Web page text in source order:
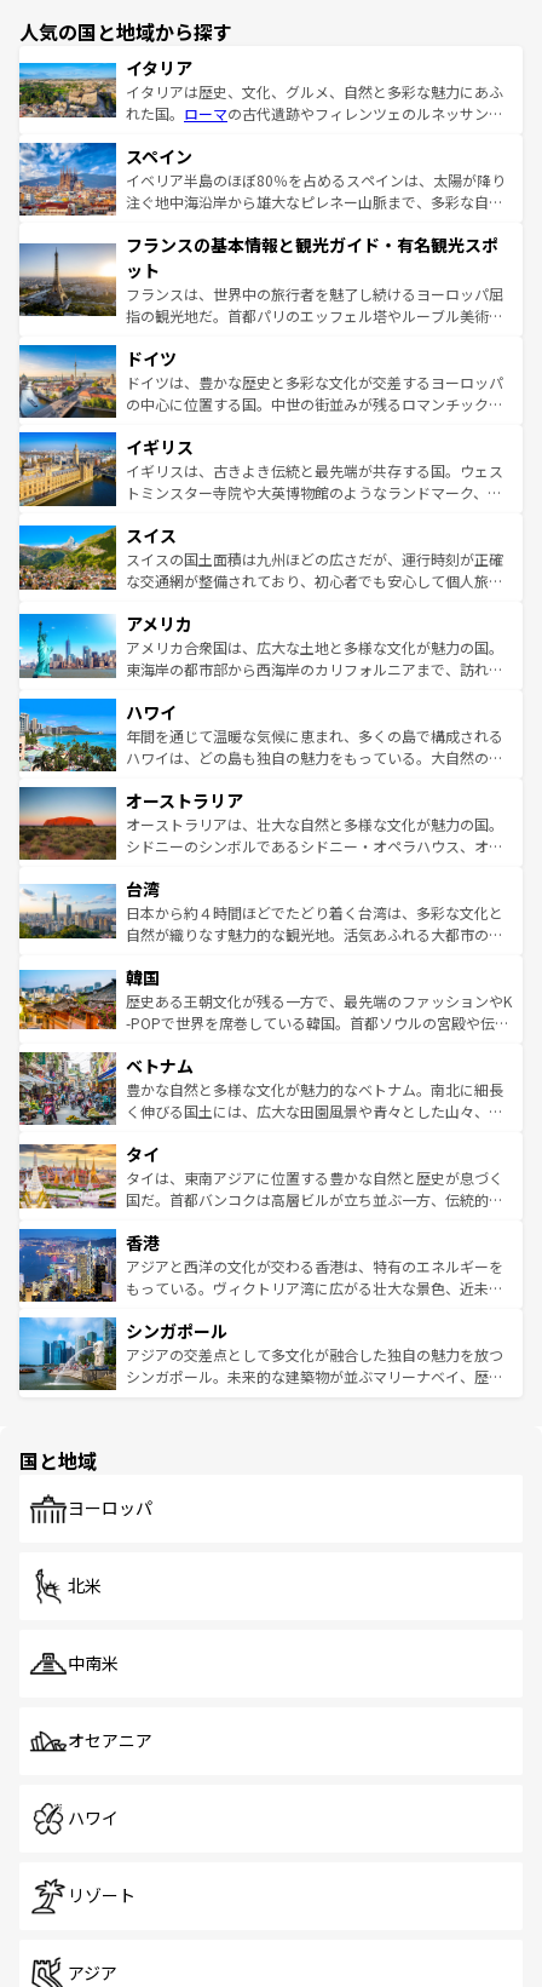
人気の国と地域から探す
イタリア
イタリアは歴史、文化、グルメ、自然と多彩な魅力にあふ
れた国。 ローマの古代遺跡やフィレンツェのルネッサンス
ろん、トスカーナの美しい田園風景やアマルフィ海岸の絶
景など、自然景観も見逃せない。観光の合間には、本場の
ピザやパスタなど、絶品のイタリア料理を堪能することも
ませてくれるイタリアで、忘れられない旅をしてみよう！
なお、新着のイタリア情報は
しい。
スペイン
イベリア半島のほぼ80％を占めるスペインは、太陽が降り
注ぐ地中海沿岸から雄大なピレネー山脈まで、多彩な自然
文化が根付くこの国では、情熱的なフラメンコ、熱気あふ
れる闘牛、そして美味しいタパスが生活の一部となってい
る。首都マドリードの洗練された雰囲気や、バルセロナの
アートに溢れた街角から、地方では古代ローマ遺跡や中世
せる。地方によって風土や気候が異なるスペインはその個
性で訪れる人を魅了する。 なお、新着のスペイン情報は コ
ンテンツ一覧を参照してほしい。
フランスの基本情報と観光ガイド・有名観光スポ
ット
フランスは、世界中の旅行者を魅了し続けるヨーロッパ屈
指の観光地だ。首都パリのエッフェル塔やルーブル美術館
で、幅広い魅力が詰まっている。華麗な宮殿、歴史的な大
聖堂、美しいビーチ、そして豊かな自然が、訪れる者を心
から魅了する。また、フランスは美食の国としても知ら
いる。シャンパンの発祥地であるランス、プロヴァンスの
香り高いラベンダー畑など、多彩な楽しみ方が可能だ。さ
らに、パリ以外の地域にも魅力が溢れており、どの街角に
れる地方に足を運ぶとそれぞれで全く異なる文化を体験で
きるだろう。 なお、新着のフランス情報はコンテンツ一覧
を参照してほしい。
ドイツ
ドイツは、豊かな歴史と多彩な文化が交差するヨーロッパ
の中心に位置する国。中世の街並みが残るロマンチック街
顔を持つこの国は、どこを歩いても飽きることがない。ベ
ルリンの文化的活気、バイエルン州のアルプスの絶景、そ
してライン川沿いのワイン畑といった風景は必見。ビール
は、お酒好きな人にはぜひ体験してほしい。 なお、新着の
ドイツ情報はコンテンツ一覧を参照してほしい。
イギリス
イギリスは、古きよき伝統と最先端が共存する国。ウェス
トミンスター寺院や大英博物館のようなランドマーク、歴
リアごとに異なる魅力がある。また、優雅なアフタヌーン
ティー、ビール好きにはたまらない英国パブ、サッカー観
戦など、本場だからこそできる体験も豊富。イギリスを旅
ンツ一覧を参照してほしい。
スイス
スイスの国土面積は九州ほどの広さだが、運行時刻が正確
な交通網が整備されており、初心者でも安心して個人旅行
の建物がそのまま残る町や、スイスならではのユニークな
博物館もあり、アルプス観光だけでなく町歩きも満喫する
ことができる。国民の所得が高いため物価も高いが、旅行
ば市内交通費無料で観光を楽しむこともできる。 なお、新
着のスイス情報はコンテンツ一覧 を参照してほしい。
アメリカ
アメリカ合衆国は、広大な土地と多様な文化が魅力の国。
東海岸の都市部から西海岸のカリフォルニアまで、訪れる
のような巨大都市は、観光、ショッピング、エンターテイ
ンメントが詰まった刺激的なスポットだ。一方、アメリカ
西部には大自然が広がり、グランドキャニオンやイエロー
部のニューオーリンズでは、音楽と美食が融合した独特の
文化が魅力。旅行者はアメリカの各地域で異なる魅力を楽
しみながら、その多様性と豊かな歴史を感じることができ
ならではの贅沢な旅のスタイルだ。 なお、新着のアメリカ
情報はコンテンツ一覧を参照してほしい。
ハワイ
年間を通じて温暖な気候に恵まれ、多くの島で構成される
ハワイは、どの島も独自の魅力をもっている。大自然の神
ワイ島は見逃せない。また、定番の観光地といえばオアフ
島だが、静かな自然を求めるならマウイ島やカウアイ島が
おすすめ。エメラルドグリーンに輝く海をはじめ、豊かな
れるおもてなしの心で訪れる人々を迎えてくれるハワイの
人々、おいしいローカルフードやハワイアンミュージッ
ク、伝統的なフラダンスなど、すべてがハワイの魅力を彩
ワイを、存分に味わってほしい。 なお、新着のハワイ情報
はコンテンツ一覧を参照してほしい。
オーストラリア
オーストラリアは、壮大な自然と多様な文化が魅力の国。
シドニーのシンボルであるシドニー・オペラハウス、オー
リアリーフや大陸中央部にそびえるウルル（エアーズロッ
ク）、タスマニアの美しい原生林やケアンズの熱帯雨林な
ど、見どころがたくさん。また、カフェやワイン、オージ
いる。アクティビティも充実しており、サーフィンやダイ
ビング、ハイキングなど、アウトドア好きにはたまらな
い。オーストラリアの多彩な魅力を存分に味わいつくそ
参照してほしい。
台湾
日本から約４時間ほどでたどり着く台湾は、多彩な文化と
自然が織りなす魅力的な観光地。活気あふれる大都市の台
ン）、静ひつな山岳地帯である台湾東部など、都市の喧騒
と山間の静けさが共存しており、訪れる人に新しい発見と
驚きをもたらしてくれる。また、奥深い台湾の食文化も魅
容にもいいと評判のスイーツなど、バラエティ豊かな料理
が味わえる。 なお、新着の台湾情報は コンテンツ一覧を参
照してほしい。
韓国
歴史ある王朝文化が残る一方で、最先端のファッションやK
-POPで世界を席巻している韓国。首都ソウルの宮殿や伝統
き、地方に足を延ばせば四季折々の自然美を楽しむことが
できる。そして、キムチや焼肉、絶品のストリートフード
まで、さまざまな韓国料理が待っている。夜には、韓国な
リティに包まれながら、韓国の多彩な魅力を心ゆくまで味
わってみてほしい。 なお、新着の韓国情報はコンテンツ一
覧を参照してほしい。
ベトナム
豊かな自然と多様な文化が魅力的なベトナム。南北に細長
く伸びる国土には、広大な田園風景や青々とした山々、世
急速な発展と共に伝統が息づく。ハノイの古い町並みやホ
ーチミン市のフランス統治時代の建物も、独特の雰囲気を
醸し出している。また、バラエティの豊かさとおいしさで
とつ。フォーやバインミー、ベトナムコーヒーなどは、ぜ
ひ現地で味わいたい。どの地域を訪れてもあたたかい人々
が旅行者を迎えてくれるので、きっと忘れられない旅にな
参照してほしい。
タイ
タイは、東南アジアに位置する豊かな自然と歴史が息づく
国だ。首都バンコクは高層ビルが立ち並ぶ一方、伝統的な
の活気が交差している。北部ではチェンマイなどの山岳地
帯で自然と触れ合い、南部ではプーケットやクラビの美し
いビーチでリゾート気分を楽しむことができる。タイ料理
激する。気候は一年中温暖で、どの季節にも異なる楽しみ
が待っている。親しみやすいタイの人々、仏教を中心とし
た文化、そして多様な観光資源が、訪れる旅人を魅了し続
香港
アジアと西洋の文化が交わる香港は、特有のエネルギーを
もっている。ヴィクトリア湾に広がる壮大な景色、近未来
み、どこを訪れても感動するはず。観光スポットが密集し
ており、効率よく見どころを回れるのも魅力。息をのむよ
うな絶景から文化的な体験まで、香港を存分に楽しみ尽く
シンガポール
アジアの交差点として多文化が融合した独自の魅力を放つ
シンガポール。未来的な建築物が並ぶマリーナベイ、歴史
で、ホーカーズは地元の風情を楽しめる外せないスポット
国と地域
ヨーロッパ
北米
中南米
オセアニア
ハワイ
リゾート
アジア